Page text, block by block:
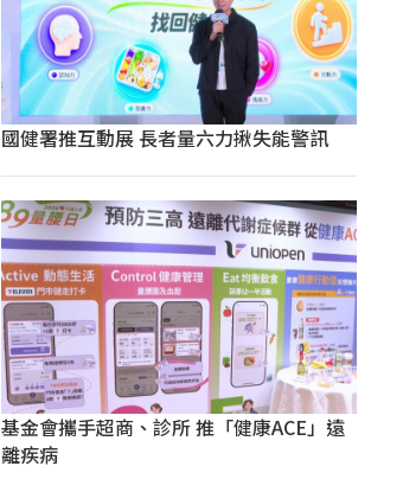
國健署推互動展 長者量六力揪失能警訊
基金會攜手超商、診所 推「健康ACE」遠
離疾病